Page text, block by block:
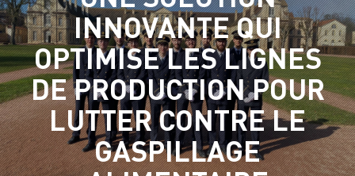
INNOVANTE QUI
OPTIMISE LES LIGNES
DE PRODUCTION POUR
LUTTER CONTRE LE
GASPILLAGE